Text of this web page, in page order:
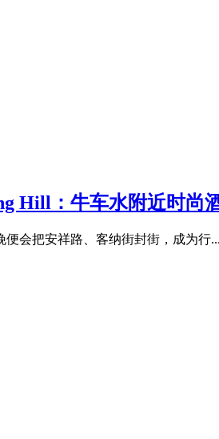
Hill：牛车水附近时尚
会把安祥路、客纳街封街，成为行...